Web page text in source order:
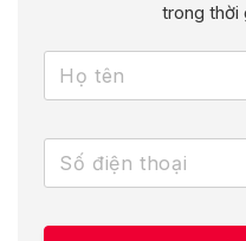
trong thời